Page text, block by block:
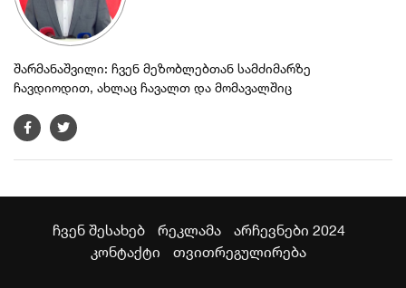
შარმანაშვილი: ჩვენ მეზობლებთან სამძიმარზე
ჩავდიოდით, ახლაც ჩავალთ და მომავალშიც
ჩვენ შესახებ რეკლამა
არჩევნები 2024
კონტაქტი
თვითრეგულირება